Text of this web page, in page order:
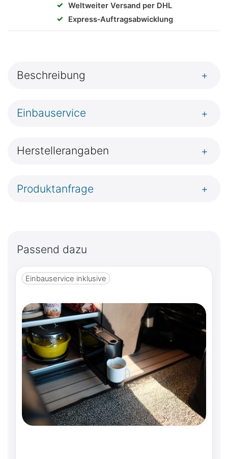
✓
Weltweiter Versand per DHL
✓
Express‑Auftragsabwicklung
Beschreibung +
Einbauservice +
Herstellerangaben +
Produktanfrage +
Passend dazu
Einbauservice inklusive